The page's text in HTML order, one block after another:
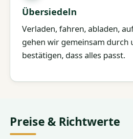
Übersiedeln
Verladen, fahren, abladen,
gehen wir gemeinsam durch
bestätigen, dass alles passt.
Preise & Richtwerte